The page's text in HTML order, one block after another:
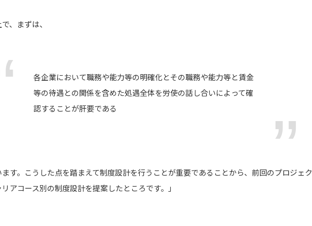
、まずは、
各企業において職務や能力等の明確化とその職務や能力等と賃金
等の待遇との関係を含めた処遇全体を労使の話し合いによって確
認することが肝要である
ます。こうした点を踏まえて制度設計を行うことが重要であることから、前回のプロジェク
リアコース別の制度設計を提案したところです。」